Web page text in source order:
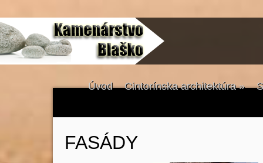
Úvod Cintorínska architektúra»
FASÁDY